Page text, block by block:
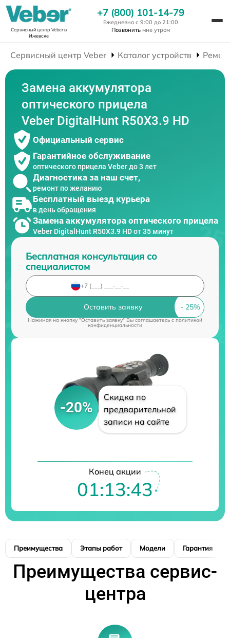
Сервисный центр Veberв
Ижевске
+7 (800) 101-14-79
Ежедневно с 9:00 до 21:00
Позвонить мне утром
Сервисный центр Veber Каталог устройств
Замена аккумулятора
оптического прицела
Veber DigitalHunt R50X3.9 HD
Официальный сервис
Гарантийное обслуживание
оптического прицела Veber до 3 лет
Диагностика за наш счет,
ремонт по желанию
Бесплатный выезд курьера
в день обращения
Замена аккумулятора оптического прицела
Veber DigitalHunt R50X3.9 HD от 35 минут
Бесплатная консультация со
специалистом
Оставить заявку
Нажимая на кнопку "Оставить заявку" Вы соглашаетесь cполитикой
конфиденциальности
-20%
Скидка по
предварительной
записи на сайте
Конец акции
01:13:42
Преимущества Этапы работ Модели Гарантия
Преимущества сервис-
центра